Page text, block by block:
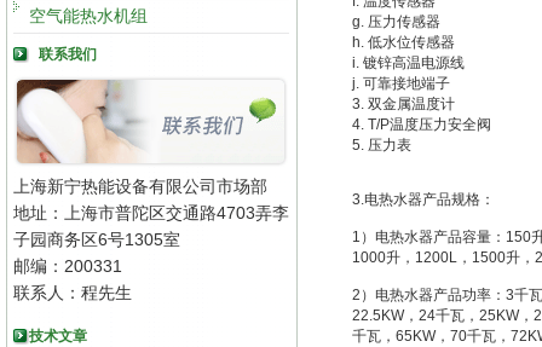
空气能热水机组
联系我们
上海新宁热能设备有限公司市场部
地址：上海市普陀区交通路4703弄李
子园商务区6号1305室
邮编：200331
联系人：程先生
技术文章
g. 压力传感器
h. 低水位传感器
i. 镀锌高温电源线
j. 可靠接地端子
3. 双金属温度计
4. T/P温度压力安全阀
5. 压力表
3.电热水器产品规格：
1）电热水器产品容量：150
1000升，1200L，1500升
2）电热水器产品功率：3千
22.5KW，24千瓦，25KW，
千瓦，65KW，70千瓦，